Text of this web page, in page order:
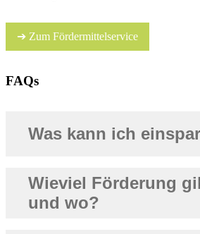
➔ Zum Fördermittelservice
FAQs
Was kann ich
Wieviel Förderung
und wo?